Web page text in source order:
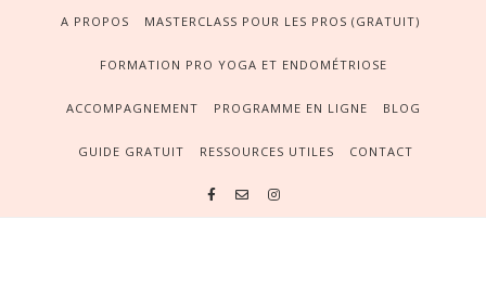
A PROPOS MASTERCLASS POUR LES PROS (GRATUIT)
FORMATION PRO YOGA ET ENDOMÉTRIOSE
ACCOMPAGNEMENT PROGRAMME EN LIGNE BLOG
GUIDE GRATUIT RESSOURCES UTILES CONTACT